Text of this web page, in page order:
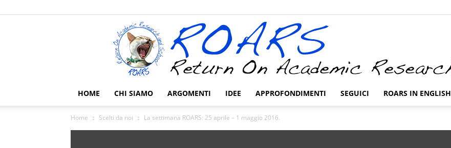
HOME CHI SIAMO ARGOMENTI IDEE APPROFONDIMENTI SEGUICI ROARS IN ENGLISH
Home Scelti da noi La settimana ROARS: 25 aprile – 1 maggio 2016.